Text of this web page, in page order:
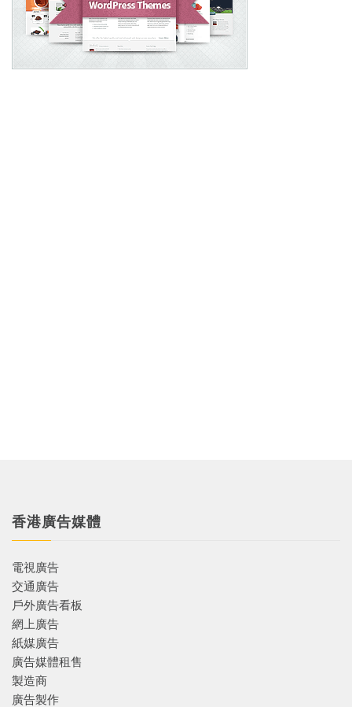
香港廣告媒體
電視廣告
交通廣告
戶外廣告看板
網上廣告
紙媒廣告
廣告媒體租售
製造商
廣告製作